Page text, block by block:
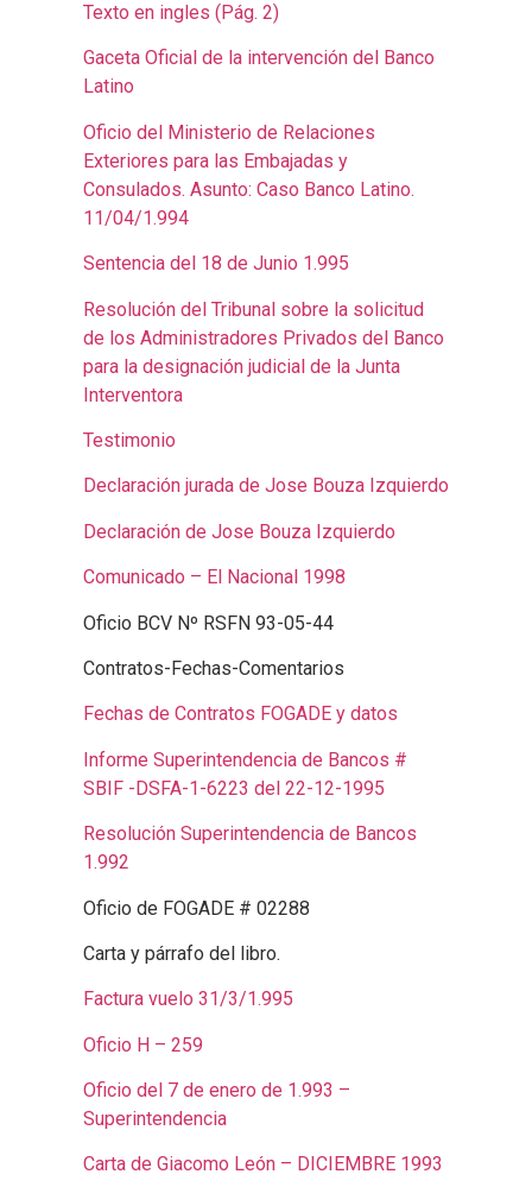
Texto en ingles (Pág. 2)
Gaceta Oficial de la intervención del Banco
Latino
Oficio del Ministerio de Relaciones
Exteriores para las Embajadas y
Consulados. Asunto: Caso Banco Latino.
11/04/1.994
Sentencia del 18 de Junio 1.995
Resolución del Tribunal sobre la solicitud
de los Administradores Privados del Banco
para la designación judicial de la Junta
Interventora
Testimonio
Declaración jurada de Jose Bouza Izquierdo
Declaración de Jose Bouza Izquierdo
Comunicado – El Nacional 1998
Oficio BCV Nº RSFN 93-05-44
Contratos-Fechas-Comentarios
Fechas de Contratos FOGADE y datos
Informe Superintendencia de Bancos #
SBIF -DSFA-1-6223 del 22-12-1995
Resolución Superintendencia de Bancos
1.992
Oficio de FOGADE # 02288
Carta y párrafo del libro.
Factura vuelo 31/3/1.995
Oficio H – 259
Oficio del 7 de enero de 1.993 –
Superintendencia
Carta de Giacomo León – DICIEMBRE 1993